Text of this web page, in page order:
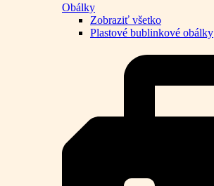
Obálky
Zobraziť všetko
Plastové bublinkové obálky